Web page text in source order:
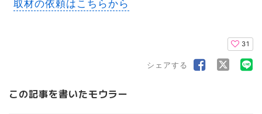
取材の依頼はこちらから
31
シェアする
この記事を書いたモウラー